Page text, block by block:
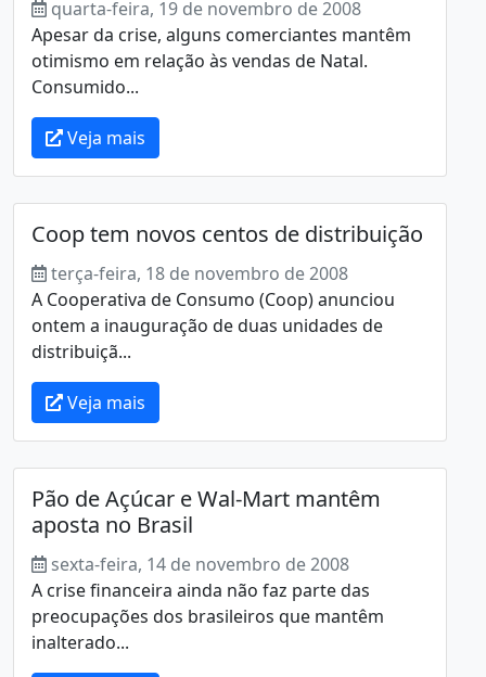
quarta-feira, 19 de novembro de 2008
Apesar da crise, alguns comerciantes mantêm
otimismo em relação às vendas de Natal.
Consumido...
Veja mais
Coop tem novos centos de distribuição
terça-feira, 18 de novembro de 2008
A Cooperativa de Consumo (Coop) anunciou
ontem a inauguração de duas unidades de
distribuiçã...
Veja mais
Pão de Açúcar e Wal-Mart mantêm
aposta no Brasil
sexta-feira, 14 de novembro de 2008
A crise financeira ainda não faz parte das
preocupações dos brasileiros que mantêm
inalterado...